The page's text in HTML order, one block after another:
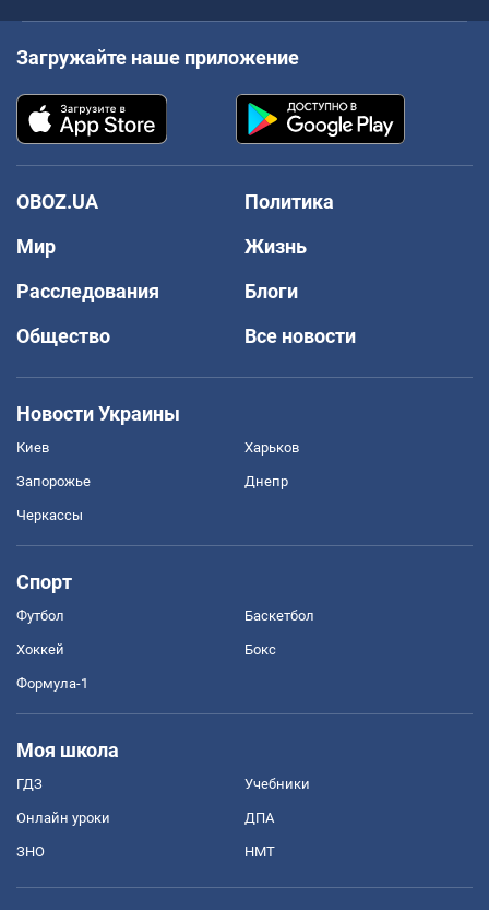
Загружайте наше приложение
OBOZ.UA
Политика
Мир
Жизнь
Расследования
Блоги
Общество
Все новости
Новости Украины
Киев Харьков
Запорожье Днепр
Черкассы
Спорт
Футбол Баскетбол
Хоккей Бокс
Формула-1
Моя школа
ГДЗ Учебники
Онлайн уроки ДПА
ЗНО НМТ